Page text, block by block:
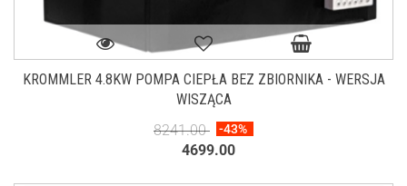
KROMMLER 4.8KW POMPA CIEPŁA BEZ ZBIORNIKA - WERSJA
WISZĄCA
8241.00
-43%
4699.00